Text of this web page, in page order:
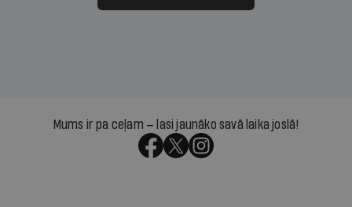
Mums ir pa ceļam — lasi jaunāko savā laika joslā!